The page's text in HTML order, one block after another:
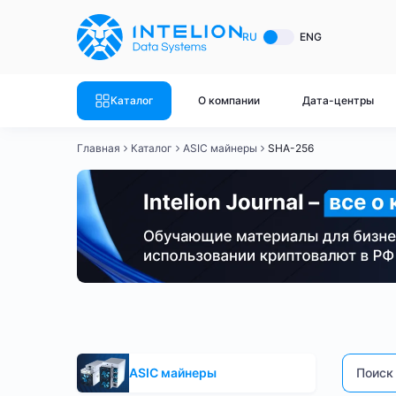
RU ENG
Каталог О компании Дата-центры
ASIC майнеры
Canaan
Innosilicon
Смотреть весь каталог
Готовый
Готовый
Готовый
Готовый
Готовый
Главная Каталог ASIC майнеры SHA-256
ASIC майнеры